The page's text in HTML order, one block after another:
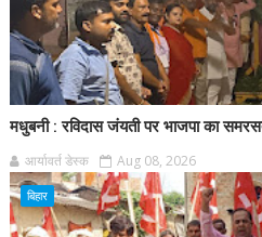
मधुबनी : रविदास जंयती पर भाजपा का
आर्यावर्त डेस्क Aug 08, 2026
बिहार